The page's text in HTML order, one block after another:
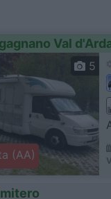
Val
(AA)
5